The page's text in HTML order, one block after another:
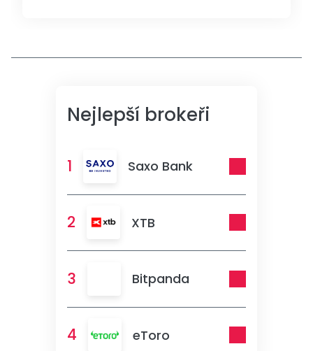
Nejlepší brokeři
1 Saxo Bank
2 XTB
3 Bitpanda
4 eToro